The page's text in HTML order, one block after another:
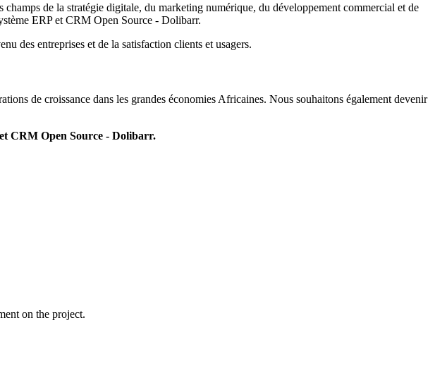
de la stratégie digitale, du marketing numérique, du développement commercial et de
ERP et CRM Open Source - Dolibarr.
des entreprises et de la satisfaction clients et usagers.
de croissance dans les grandes économies Africaines. Nous souhaitons également devenir
CRM Open Source - Dolibarr.
on the project.